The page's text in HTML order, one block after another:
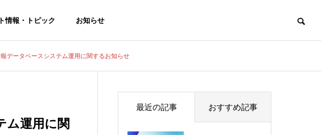
情報・トピック お知らせ
データベースシステム運用に関するお知らせ
ム運用に関
最近の記事 おすすめ記事